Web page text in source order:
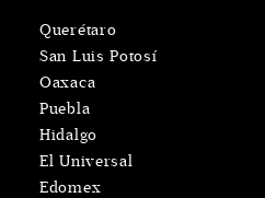
Querétaro
San Luis Potosí
Oaxaca
Puebla
Hidalgo
El Universal
Edomex